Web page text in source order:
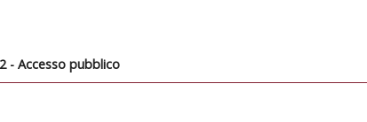
- Accesso pubblico